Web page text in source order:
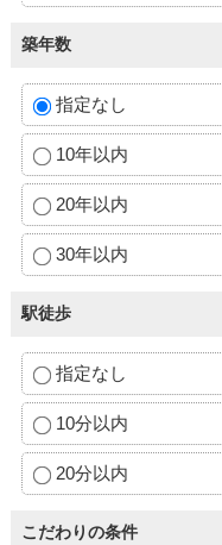
築年数
指定なし
10年以内
20年以内
30年以内
駅徒歩
指定なし
10分以内
20分以内
こだわりの条件